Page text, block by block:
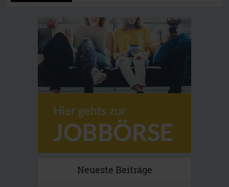
Neueste Beiträge